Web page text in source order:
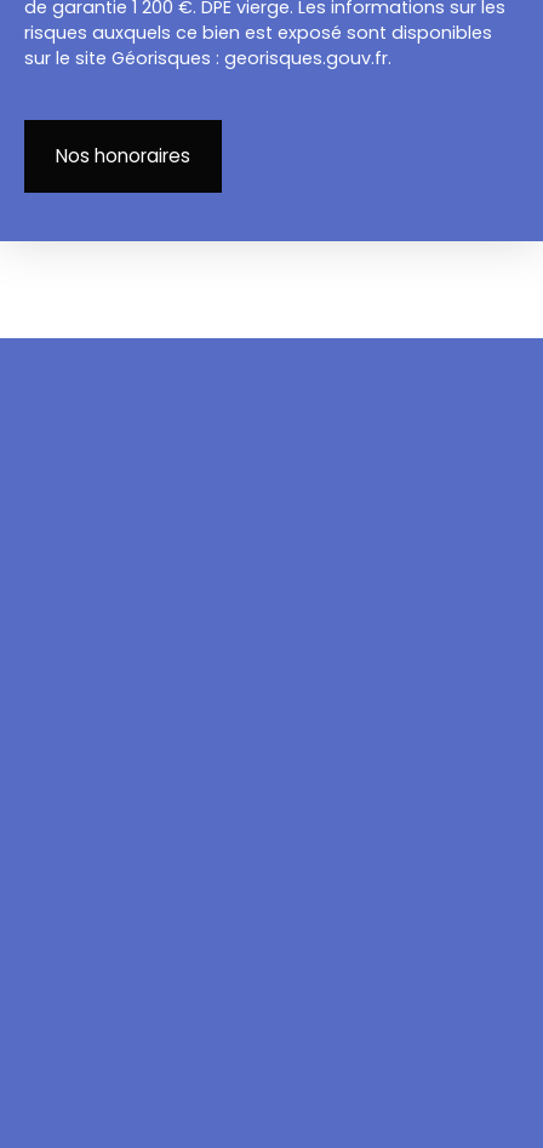
de garantie 1 200 €. DPE vierge. Les informations sur les
risques auxquels ce bien est exposé sont disponibles
sur le site Géorisques : georisques.gouv.fr.
Nos honoraires